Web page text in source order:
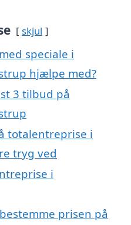
skjul
speciale i
hjælpe med?
3 tilbud på
totalentreprise i
tryg ved
i
prisen på